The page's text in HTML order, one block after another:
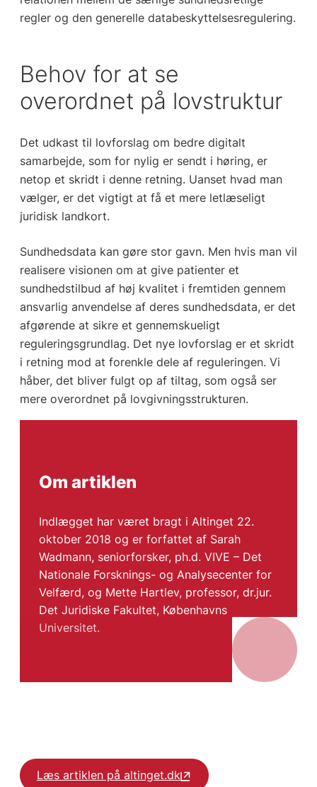
regler og den generelle databeskyttelsesregulering.
Behov for at se
overordnet på lovstruktur
Det udkast til lovforslag om bedre digitalt
samarbejde, som for nylig er sendt i høring, er
netop et skridt i denne retning. Uanset hvad man
vælger, er det vigtigt at få et mere letlæseligt
juridisk landkort.
Sundhedsdata kan gøre stor gavn. Men hvis man vil
realisere visionen om at give patienter et
sundhedstilbud af høj kvalitet i fremtiden gennem
ansvarlig anvendelse af deres sundhedsdata, er det
afgørende at sikre et gennemskueligt
reguleringsgrundlag. Det nye lovforslag er et skridt
i retning mod at forenkle dele af reguleringen. Vi
håber, det bliver fulgt op af tiltag, som også ser
mere overordnet på lovgivningsstrukturen.
Om artiklen
Indlægget har været bragt i Altinget 22.
oktober 2018 og er forfattet af Sarah
Wadmann, seniorforsker, ph.d. VIVE – Det
Nationale Forsknings- og Analysecenter for
Velfærd, og Mette Hartlev, professor, dr.jur.
Det Juridiske Fakultet, Københavns
Universitet.
Læs artiklen på altinget.dk